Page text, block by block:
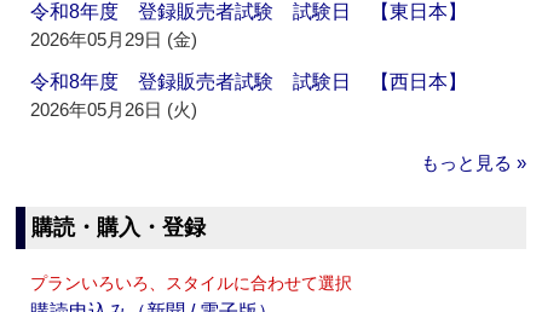
令和8年度 登録販売者試験 試験日 【東日本】
2026年05月29日 (金)
令和8年度 登録販売者試験 試験日 【西日本】
2026年05月26日 (火)
もっと見る »
購読・購入・登録
プランいろいろ、スタイルに合わせて選択